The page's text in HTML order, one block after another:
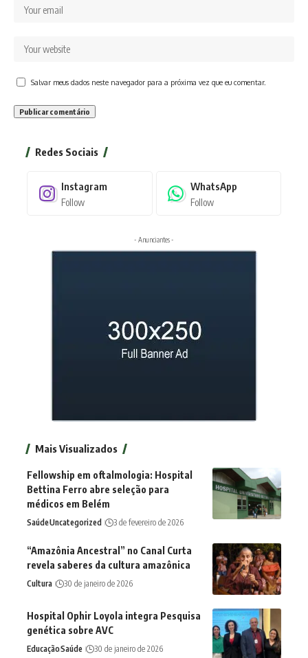
Salvar meus dados neste navegador para a próxima vez que eu comentar.
Redes Sociais
Instagram
Follow
WhatsApp
Follow
- Anunciantes -
Mais Visualizados
Fellowship em oftalmologia: Hospital
Bettina Ferro abre seleção para
médicos em Belém
SaúdeUncategorized 3 de fevereiro de 2026
“Amazônia Ancestral” no Canal Curta
revela saberes da cultura amazônica
Cultura 30 de janeiro de 2026
Hospital Ophir Loyola integra Pesquisa
genética sobre AVC
EducaçãoSaúde 30 de janeiro de 2026